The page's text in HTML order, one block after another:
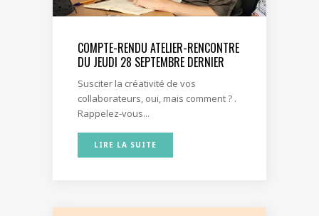
COMPTE-RENDU ATELIER-RENCONTRE
DU JEUDI 28 SEPTEMBRE DERNIER
Susciter la créativité de vos
collaborateurs, oui, mais comment ? .
Rappelez-vous...
LIRE LA SUITE